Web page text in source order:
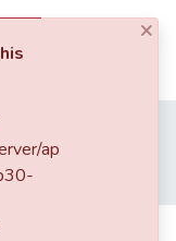
×
ap